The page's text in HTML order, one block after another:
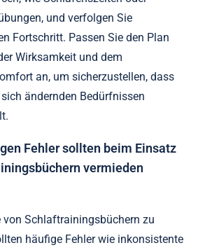
und verfolgen Sie
Fortschritt. Passen Sie den Plan
Wirksamkeit und dem
an, um sicherzustellen, dass
ändernden Bedürfnissen
Fehler sollten beim Einsatz
vermieden
von Schlaftrainingsbüchern zu
häufige Fehler wie inkonsistente